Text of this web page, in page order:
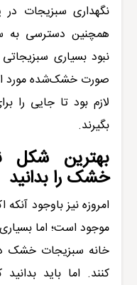
نگهداری سبزیجات
همچنین دسترسی به
نبود بسیاری
صورت خشک‌شده مورد
لازم بود تا جایی را
بگیرند.
بهترین شکل
خشک را بدانید
امروزه نیز باوجود
موجود است؛ اما
خانه سبزیجات خشک
کنند. اما باید